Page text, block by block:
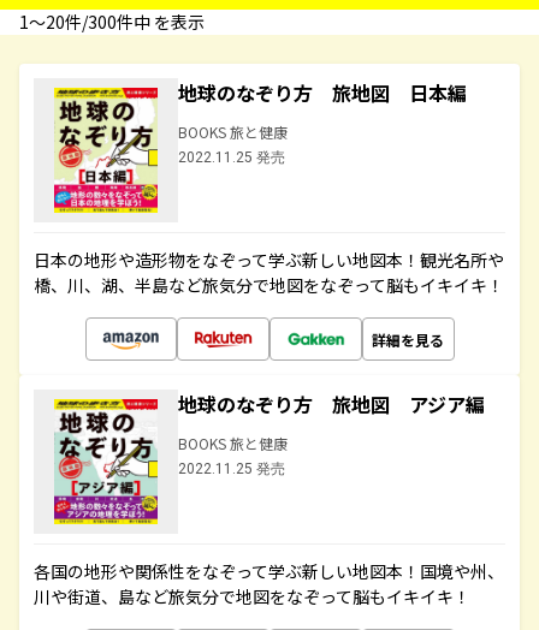
1〜20件/300件中 を表示
地球のなぞり方 旅地図 日本編
BOOKS 旅と健康
2022.11.25 発売
日本の地形や造形物をなぞって学ぶ新しい地図本！観光名所や
橋、川、湖、半島など旅気分で地図をなぞって脳もイキイキ！
詳細を見る
地球のなぞり方 旅地図 アジア編
BOOKS 旅と健康
2022.11.25 発売
各国の地形や関係性をなぞって学ぶ新しい地図本！国境や州、
川や街道、島など旅気分で地図をなぞって脳もイキイキ！